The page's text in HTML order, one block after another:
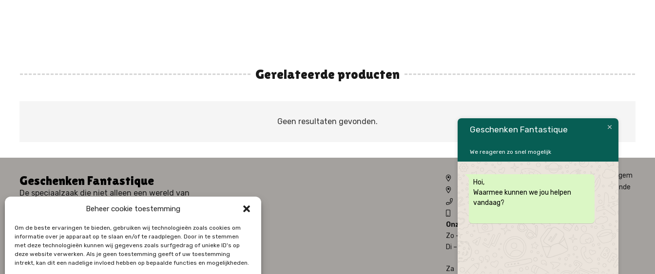
Beheer cookie toestemming
Om de beste ervaringen te bieden, gebruiken wij technologieën zoals cookies om
informatie over je apparaat op te slaan en/of te raadplegen. Door in te stemmen
met deze technologieën kunnen wij gegevens zoals surfgedrag of unieke ID's op
deze website verwerken. Als je geen toestemming geeft of uw toestemming
intrekt, kan dit een nadelige invloed hebben op bepaalde functies en mogelijkheden.
Gerelateerde producten
Geen resultaten gevonden.
Geschenken Fantastique
De speciaalzaak die niet alleen een wereld van
comfort en stijl te bieden heeft.
Fysieke winkel: Alfred Amelotstraat 23 – 9750 Zingem
Webshop: Zwaluwenlaan 33 bus 301 – 8434 Westende
09 / 384 10 10
Onze Openingsuren
Zo – Ma
Di – Vrij
Za
Geschenken Fantastique
We reageren zo snel mogelijk
Hoi,
Waarmee kunnen we jou helpen
vandaag?